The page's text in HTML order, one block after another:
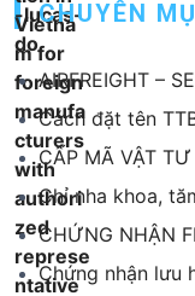
CHUYÊN
AIRFREIGHT –
Cách đặt tên
CẤP MÃ VẬT
Chỉ nha khoa,
CHỨNG NHẬN
Chứng nhận lưu